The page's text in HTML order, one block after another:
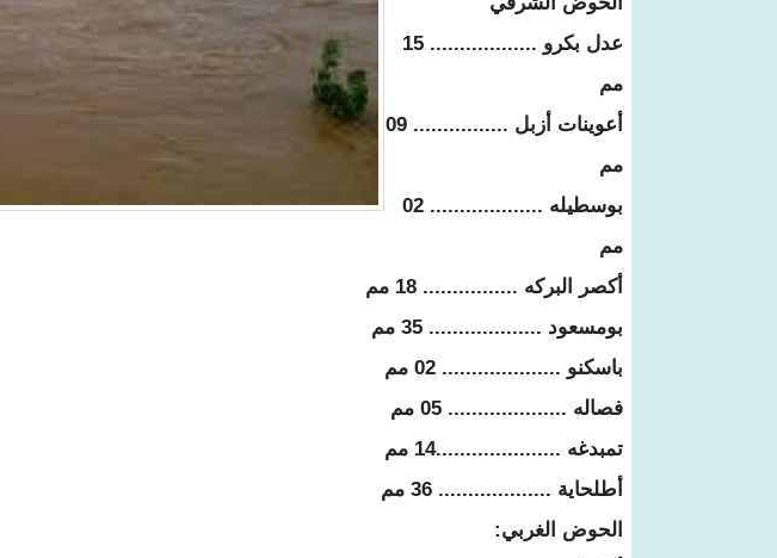
عدل بكرو .................. 15
مم
أعوينات أزبل ................ 09
مم
بوسطيله ................... 02
مم
أكصر البركه ................ 18 مم
بومسعود ................... 35 مم
باسكنو .................... 02 مم
فصاله .................... 05 مم
تمبدغه .....................14 مم
أطلحاية ................... 36 مم
الحوض الغربي: